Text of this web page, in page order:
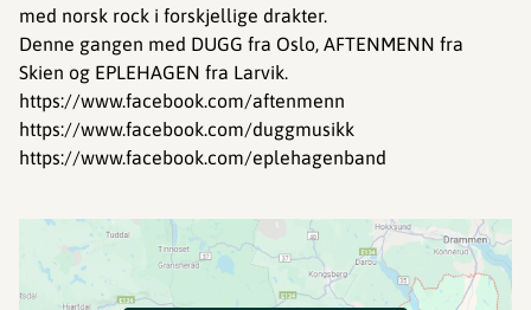
med norsk rock i forskjellige drakter.
Denne gangen med DUGG fra Oslo, AFTENMENN fra
Skien og EPLEHAGEN fra Larvik.
https://www.facebook.com/aftenmenn
https://www.facebook.com/duggmusikk
https://www.facebook.com/eplehagenband